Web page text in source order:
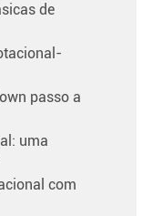
de
passo a
uma
com